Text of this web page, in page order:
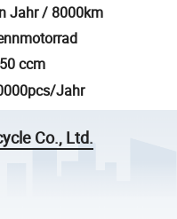
Jahr / 8000km
ccm
Jahr
Co., Ltd.